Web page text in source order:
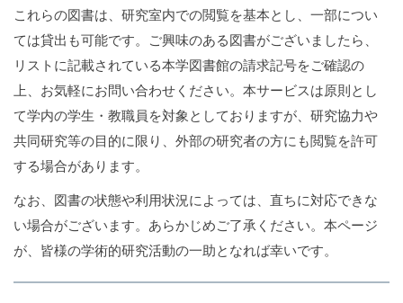
これらの図書は、研究室内での閲覧を基本とし、一部につい
ては貸出も可能です。ご興味のある図書がございましたら、
リストに記載されている本学図書館の請求記号をご確認の
上、お気軽にお問い合わせください。本サービスは原則とし
て学内の学生・教職員を対象としておりますが、研究協力や
共同研究等の目的に限り、外部の研究者の方にも閲覧を許可
する場合があります。
なお、図書の状態や利用状況によっては、直ちに対応できな
い場合がございます。あらかじめご了承ください。本ページ
が、皆様の学術的研究活動の一助となれば幸いです。